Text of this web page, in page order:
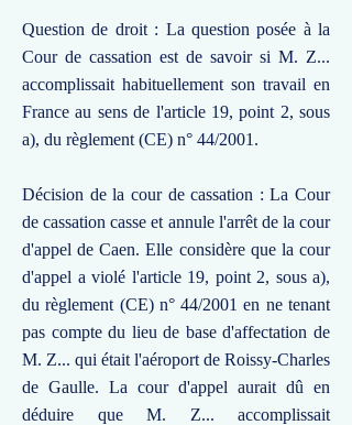
Question de droit : La question posée à la
Cour de cassation est de savoir si M. Z...
accomplissait habituellement son travail en
France au sens de l'article 19, point 2, sous
a), du règlement (CE) n° 44/2001.
Décision de la cour de cassation : La Cour
de cassation casse et annule l'arrêt de la cour
d'appel de Caen. Elle considère que la cour
d'appel a violé l'article 19, point 2, sous a),
du règlement (CE) n° 44/2001 en ne tenant
pas compte du lieu de base d'affectation de
M. Z... qui était l'aéroport de Roissy-Charles
de Gaulle. La cour d'appel aurait dû en
déduire que M. Z... accomplissait